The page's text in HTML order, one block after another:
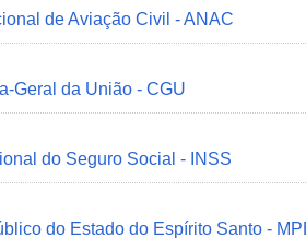
de Aviação Civil - ANAC
Geral da União - CGU
do Seguro Social - INSS
do Estado do Espírito Santo -